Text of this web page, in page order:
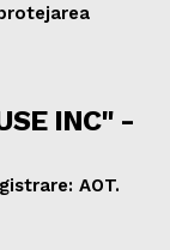
INC" -
AOT.